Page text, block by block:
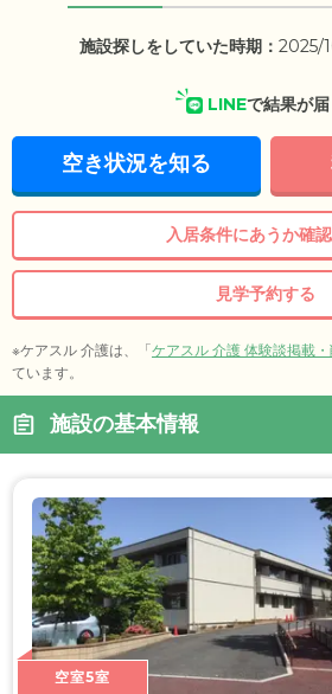
施設探しをしていた時期： 2025/
LINEで結果が
空き状況を知る
入居条件にあうか確
見学予約する
※ケアスル 介護は、「ケアスル 介護 体験談掲載
ています。
施設の基本情報
空室5室